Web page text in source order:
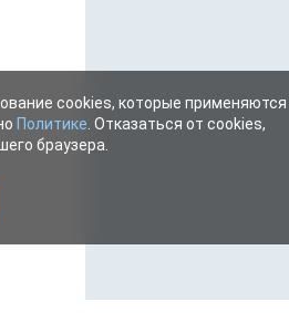
cookies, которые применяются
Политике . Отказаться от cookies,
браузера.